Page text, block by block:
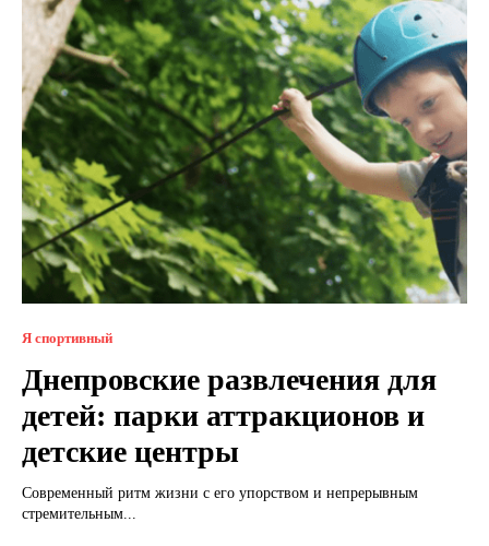
Я спортивный
Днепровские развлечения для
детей: парки аттракционов и
детские центры
Современный ритм жизни с его упорством и непрерывным
стремительным...